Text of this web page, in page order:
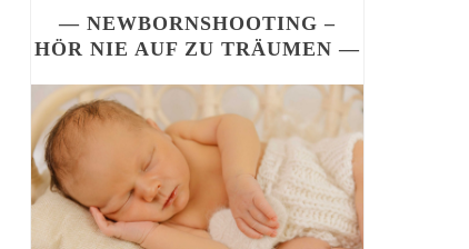
— NEWBORNSHOOTING –
HÖR NIE AUF ZU TRÄUMEN —